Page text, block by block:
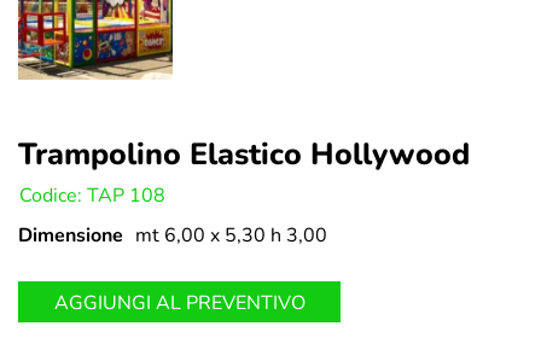
Trampolino Elastico Hollywood
Codice: TAP 108
Dimensione mt 6,00 x 5,30 h 3,00
AGGIUNGI AL PREVENTIVO